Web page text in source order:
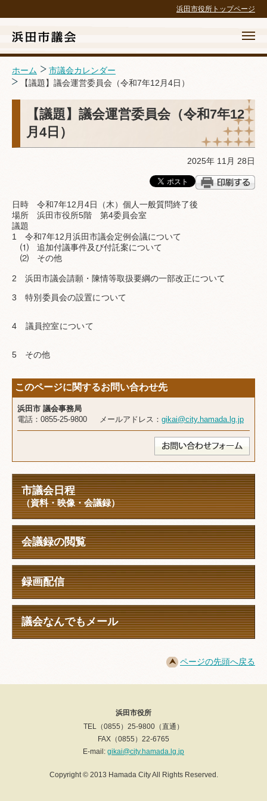
浜田市役所トップページ
ホーム
議会の概要
請願・陳情・傍聴
広報・広聴・録画配信
議会の取組
ホーム
市議会カレンダー
【議題】議会運営委員会（令和7年12月4日）
【議題】議会運営委員会（令和7年12
月4日）
2025年 11月 28日
日時 令和7年12月4日（木）個人一般質問終了後
場所 浜田市役所5階 第4委員会室
議題
1 令和7年12月浜田市議会定例会議について
⑴ 追加付議事件及び付託案について
⑵ その他
2 浜田市議会請願・陳情等取扱要綱の一部改正について
3 特別委員会の設置について
4 議員控室について
5 その他
このページに関するお問い合わせ先
浜田市 議会事務局
電話：0855-25-9800 メールアドレス： gikai@city.hamada.lg.jp
市議会日程
（資料・映像・会議録）
会議録の閲覧
録画配信
議会なんでもメール
ページの先頭へ戻る
浜田市役所
TEL（0855）25-9800（直通）
FAX（0855）22-6765
E-mail: gikai@city.hamada.lg.jp
Copyright © 2013 Hamada City All Rights Reserved.